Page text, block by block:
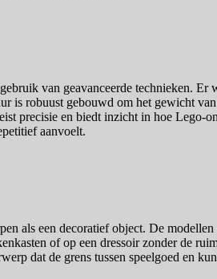
van geavanceerde technieken.
is robuust gebouwd om het gewicht
precisie en biedt inzicht in hoe
aanvoelt.
als een decoratief object. De
of op een dressoir zonder de
dat de grens tussen speelgoed en